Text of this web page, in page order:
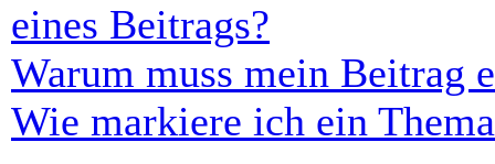
eines Beitrags?
Warum muss mein Beitrag
Wie markiere ich ein